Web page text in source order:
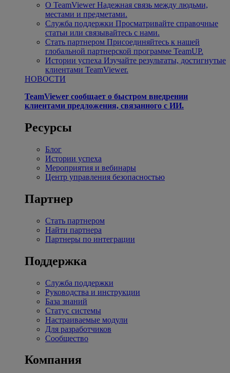
О TeamViewer Надежная связь между людьми,
местами и предметами.
Служба поддержки Просматривайте справочные
статьи или связывайтесь с нами.
Стать партнером Присоединяйтесь к нашей
глобальной партнерской программе TeamUP.
Истории успеха Изучайте результаты, достигнутые
клиентами TeamViewer.
НОВОСТИ
TeamViewer сообщает о быстром внедрении
клиентами предложения, связанного с ИИ.
Ресурсы
Блог
Истории успеха
Мероприятия и вебинары
Центр управления безопасностью
Партнер
Стать партнером
Найти партнера
Партнеры по интеграции
Поддержка
Служба поддержки
Руководства и инструкции
База знаний
Статус системы
Настраиваемые модули
Для разработчиков
Сообщество
Компания